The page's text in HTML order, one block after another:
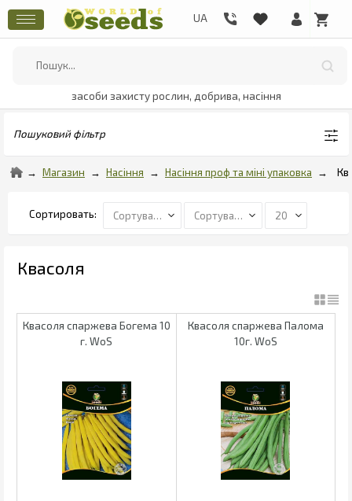
засоби захисту рослин, добрива, насіння
Пошуковий фільтр
Магазин Насіння Насіння проф та міні упаковка
Квасоля
Квасоля спаржева Богема 10
г. WoS
Квасоля спаржева Палома
10г. WoS